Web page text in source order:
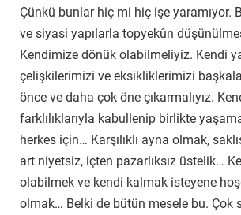
Çünkü bunlar hiç mi hiç işe yaramıyor.
ve siyasi yapılarla topyekûn
Kendimize dönük olabilmeliyiz. Kendi
çelişkilerimizi ve eksikliklerimizi
önce ve daha çok öne çıkarmalıyız.
farklılıklarıyla kabullenip birlikte
herkes için… Karşılıklı ayna olmak,
art niyetsiz, içten pazarlıksız üstelik…
olabilmek ve kendi kalmak isteyene
olmak… Belki de bütün mesele bu. Çok